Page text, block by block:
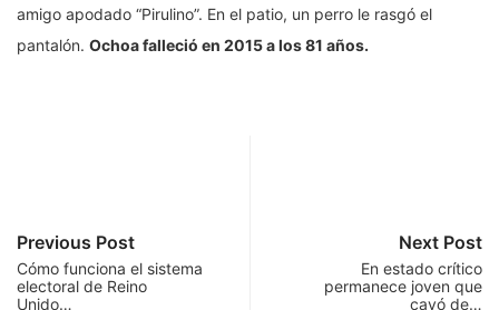
amigo apodado “Pirulino”. En el patio, un perro le rasgó el
pantalón. Ochoa falleció en 2015 a los 81 años.
Previous Post
Cómo funciona el sistema
electoral de Reino
Unido…
Next Post
En estado crítico
permanece joven que
cayó de…